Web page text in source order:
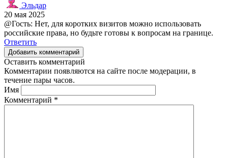
Эльдар
20 мая 2025
@Гость: Нет, для коротких визитов можно использовать
российские права, но будьте готовы к вопросам на границе.
Ответить
Добавить комментарий
Оставить комментарий
Комментарии появляются на сайте после модерации, в
течение пары часов.
Имя
Комментарий *